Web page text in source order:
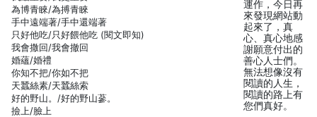
為博青睞/為搏青睞
手中遠端著/手中還端著
只好他吃/只好餵他吃 (閱文即知)
我會撒回/我會撤回
婚蘊/婚禮
你知不把/你如不把
天蠶絲素/天蠶絲索
好的野山。/好的野山蔘。
撿上/臉上
運作，今日再
來發現網站動
起來了，真
心、真心地感
謝願意付出的
善心人士們。
無法想像沒有
閱讀的人生，
閱讀的路上有
您們真好。